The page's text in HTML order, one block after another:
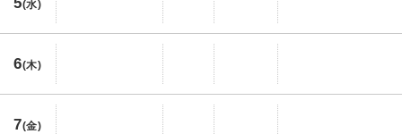
(水)
6(木)
7(金)